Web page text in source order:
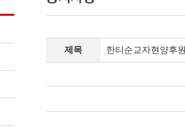
제목 한티순교자현양후